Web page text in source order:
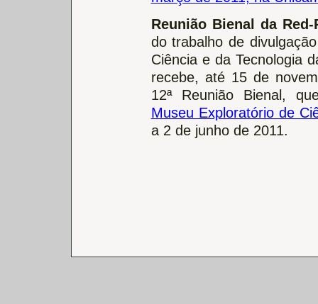
Reunião Bienal da
do trabalho de
Ciência e da Tecnologia
recebe, até 15 de
12ª Reunião Bienal,
Museu Exploratório de
a 2 de junho de 2011.